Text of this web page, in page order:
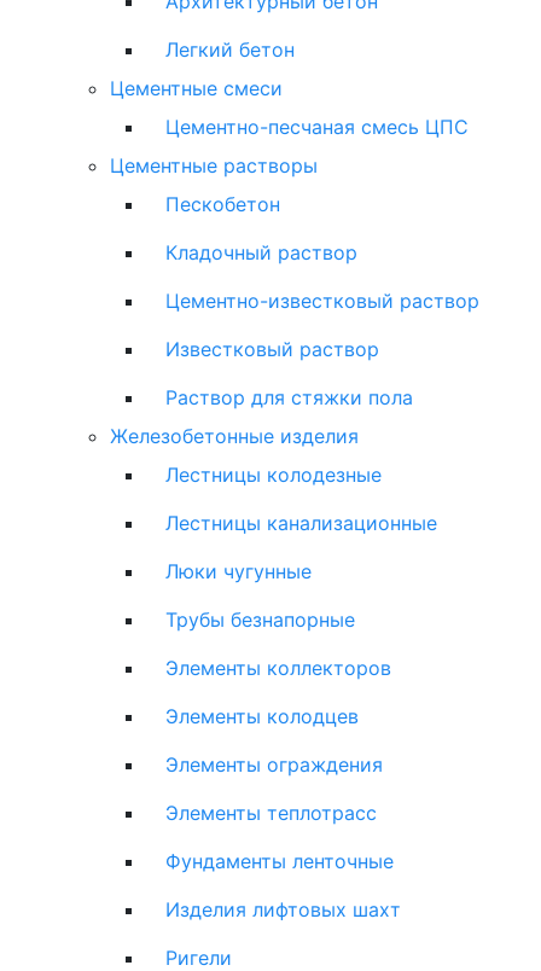
Легкий бетон
Цементные смеси
Цементно-песчаная смесь ЦПС
Цементные растворы
Пескобетон
Кладочный раствор
Цементно-известковый раствор
Известковый раствор
Раствор для стяжки пола
Железобетонные изделия
Лестницы колодезные
Лестницы канализационные
Люки чугунные
Трубы безнапорные
Элементы коллекторов
Элементы колодцев
Элементы ограждения
Элементы теплотрасс
Фундаменты ленточные
Изделия лифтовых шахт
Ригели